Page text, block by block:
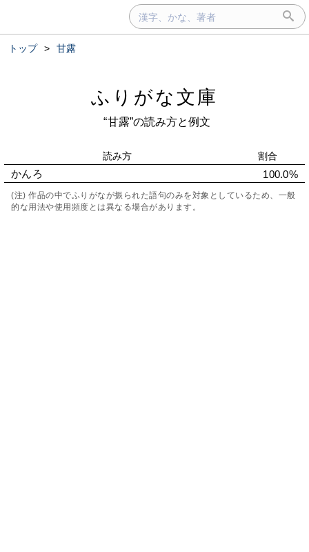
トップ > 甘露
ふりがな文庫
“甘露”の読み方と例文
読み方 割合
かんろ 100.0%
(注) 作品の中でふりがなが振られた語句のみを対象としているため、一般
的な用法や使用頻度とは異なる場合があります。